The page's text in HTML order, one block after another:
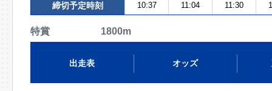
締切予定時刻 10:37 11:04 11:30
特賞 1800m
出走表 オッズ